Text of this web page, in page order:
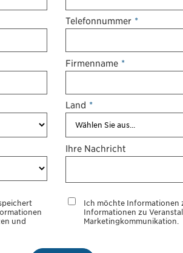
*
Telefonnummer
*
Firmenname
*
Land
Ihre Nachricht
und
Ich möchte Informationen
Informationen zu
Marketingkommunikation.